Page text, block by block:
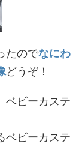
たのでなにわ
どうぞ！
ベビーカステ
ベビーカステ